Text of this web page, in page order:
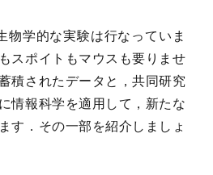
物学的な実験は行なっていま
スポイトもマウスも要りませ
積されたデータと，共同研究
情報科学を適用して，新たな
す．その一部を紹介しましょ